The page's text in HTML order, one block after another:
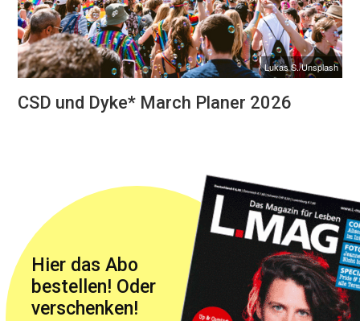
Lukas S./Unsplash
CSD und Dyke* March Planer 2026
Hier das Abo
bestellen! Oder
verschenken!